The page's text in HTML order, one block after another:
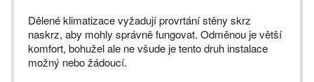
Dělené klimatizace vyžadují provrtání stěny skrz
naskrz, aby mohly správně fungovat. Odměnou je větší
komfort, bohužel ale ne všude je tento druh instalace
možný nebo žádoucí.